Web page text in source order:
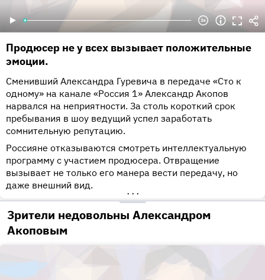
Продюсер не у всех вызывает положительные
эмоции.
Сменивший Александра Гуревича в передаче «Сто к
одному» на канале «Россия 1» Александр Акопов
нарвался на неприятности. За столь короткий срок
пребывания в шоу ведущий успел заработать
сомнительную репутацию.
Россияне отказываются смотреть интеллектуальную
программу с участием продюсера. Отвращение
вызывает не только его манера вести передачу, но
даже внешний вид.
•••
Зрители недовольны Александром
Акоповым